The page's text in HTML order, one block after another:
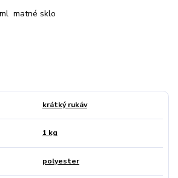
matné sklo
krátký rukáv
1 kg
polyester